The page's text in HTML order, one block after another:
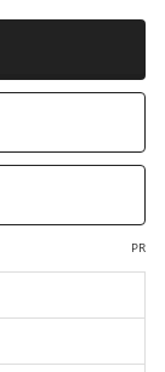
PR